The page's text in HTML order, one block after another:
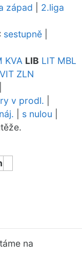
západ
2.liga
sestupně
KVA LIB LIT MBL
VIT ZLN
v prodl.
s nulou
na